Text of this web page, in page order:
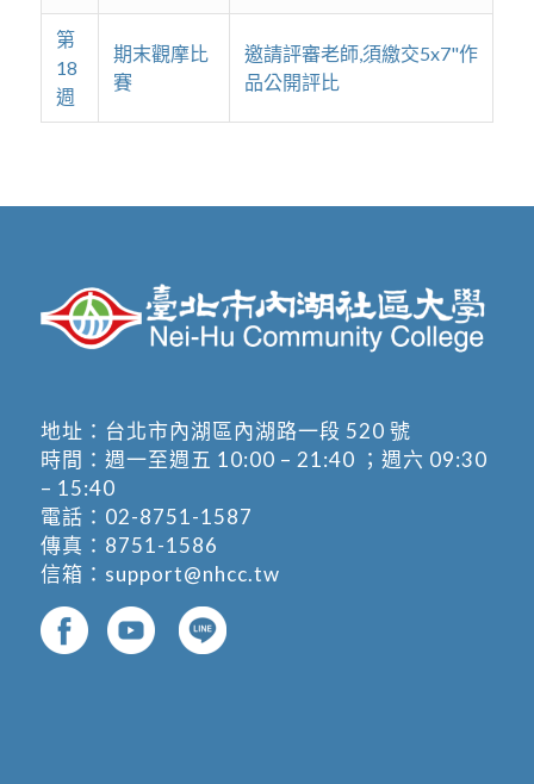
第
18
週
期末觀摩比
賽
邀請評審老師,須繳交5x7"作
品公開評比
地址： 台北市內湖區內湖路一段 520 號
時間：週一至週五 10:00 – 21:40 ；週六 09:30
– 15:40
電話： 02-8751-1587
傳真：8751-1586
信箱： support@nhcc.tw